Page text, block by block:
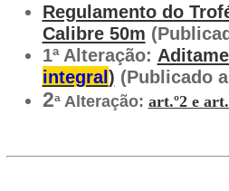
Regulamento do
Calibre 50m
1ª Alteração:
integral) (Publicado
2ª Alteração: art.º2 e